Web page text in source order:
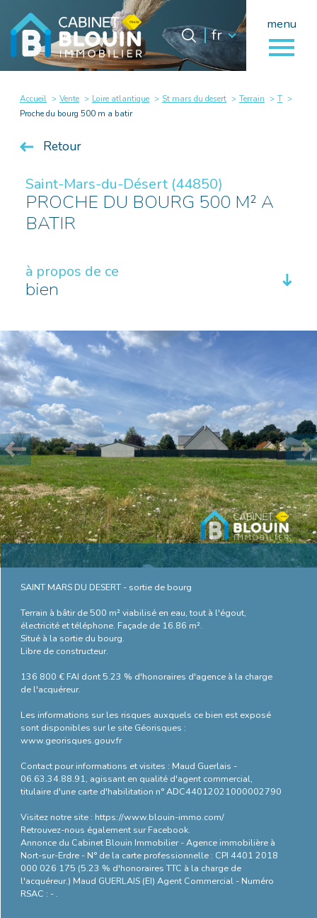
menu
Langue
fr
Accueil 0 Langue
fr
Accueil Vente Loire atlantique St mars du desert Terrain
T
Proche du bourg 500 m a batir
Retour
Saint-Mars-du-Désert (44850)
PROCHE DU BOURG 500 M² A
BATIR
à propos de ce
bien
Plus d'informations
financières
Plus de
détails
la
copropriété
SAINT MARS DU DESERT - sortie de bourg
Terrain à bâtir de 500 m² viabilisé en eau, tout à l'égout,
électricité et téléphone. Façade de 16.86 m².
Situé à la sortie du bourg.
Libre de constructeur.
136 800 € FAI dont 5.23 % d'honoraires d'agence à la charge
de l'acquéreur.
Les informations sur les risques auxquels ce bien est exposé
sont disponibles sur le site Géorisques :
www.georisques.gouv.fr
Contact pour informations et visites : Maud Guerlais -
06.63.34.88.91, agissant en qualité d'agent commercial,
titulaire d'une carte d'habilitation n° ADC44012021000002790
Visitez notre site : https://www.blouin-immo.com/
Retrouvez-nous également sur Facebook.
Annonce du Cabinet Blouin Immobilier - Agence immobilière à
Nort-sur-Erdre - N° de la carte professionnelle : CPI 4401 2018
000 026 175 (5.23 % d'honoraires TTC à la charge de
l'acquéreur.) Maud GUERLAIS (EI) Agent Commercial - Numéro
RSAC : - .